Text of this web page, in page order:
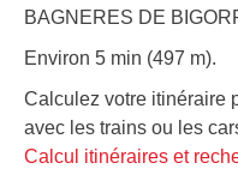
BAGNERES DE
Environ 5 min (497 m).
Calculez votre itinéraire
avec les trains ou les
Calcul itinéraires et